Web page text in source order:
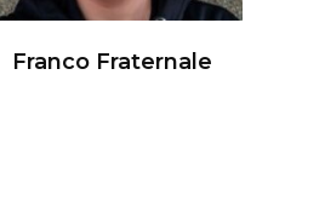
Franco Fraternale